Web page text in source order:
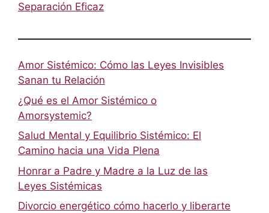
Separación Eficaz
Amor Sistémico: Cómo las Leyes Invisibles
Sanan tu Relación
¿Qué es el Amor Sistémico o
Amorsystemic?
Salud Mental y Equilibrio Sistémico: El
Camino hacia una Vida Plena
Honrar a Padre y Madre a la Luz de las
Leyes Sistémicas
Divorcio energético cómo hacerlo y liberarte